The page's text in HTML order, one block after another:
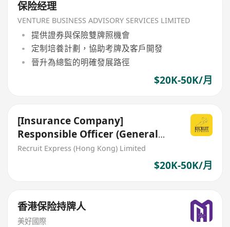
保险经理
VENTURE BUSINESS ADVISORY SERVICES LIMITED
提供證券與保險雙牌照機會
定制培養計劃，協助考牌及客戶開發
晉升為總監的明確發展路徑
$20K-50K/月
[Insurance Company]
Responsible Officer (General
Insurance)
Recruit Express (Hong Kong) Limited
$20K-50K/月
香港保险持牌人
美好國際